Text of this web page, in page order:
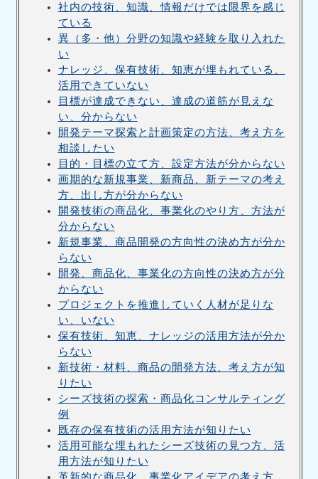
社内の技術、知識、情報だけでは限界を感じ
ている
異（多・他）分野の知識や経験を取り入れた
い
ナレッジ、保有技術、知恵が埋もれている、
活用できていない
目標が達成できない、達成の道筋が見えな
い、分からない
開発テーマ探索と計画策定の方法、考え方を
相談したい
目的・目標の立て方、設定方法が分からない
画期的な新規事業、新商品、新テーマの考え
方、出し方が分からない
開発技術の商品化、事業化のやり方、方法が
分からない
新規事業、商品開発の方向性の決め方が分か
らない
開発、商品化、事業化の方向性の決め方が分
からない
プロジェクトを推進していく人材が足りな
い、いない
保有技術、知恵、ナレッジの活用方法が分か
らない
新技術・材料、商品の開発方法、考え方が知
りたい
シーズ技術の探索・商品化コンサルティング
例
既存の保有技術の活用方法が知りたい
活用可能な埋もれたシーズ技術の見つ方、活
用方法が知りたい
革新的な商品化、事業化アイデアの考え方、